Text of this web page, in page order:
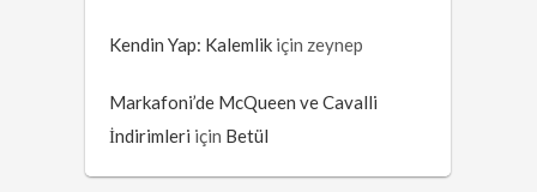
Kendin Yap: Kalemlik için zeynep
Markafoni’de McQueen ve Cavalli
İndirimleri için Betül